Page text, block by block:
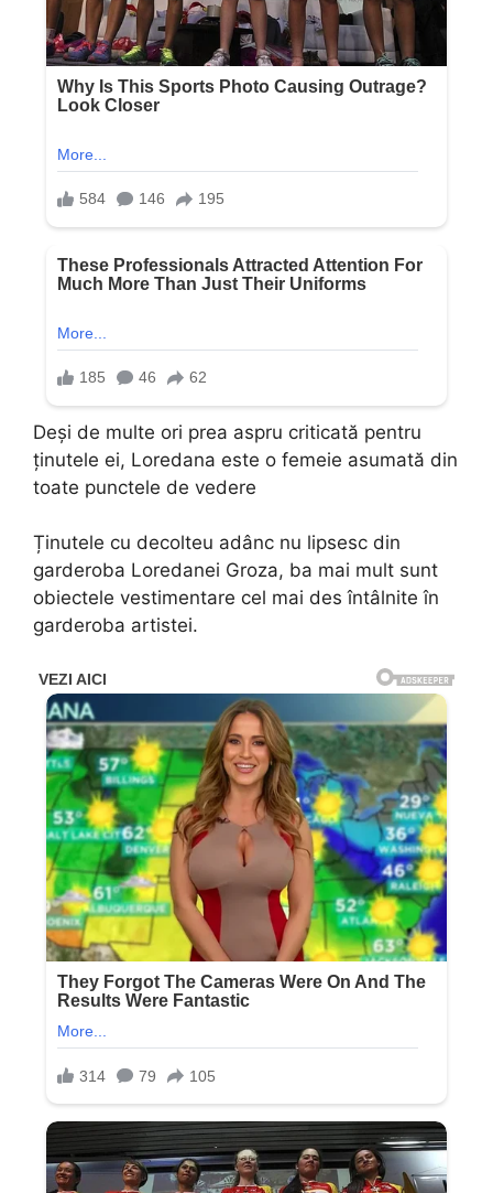
Deși de multe ori prea aspru criticată pentru
ținutele ei, Loredana este o femeie asumată din
toate punctele de vedere
Ținutele cu decolteu adânc nu lipsesc din
garderoba Loredanei Groza, ba mai mult sunt
obiectele vestimentare cel mai des întâlnite în
garderoba artistei.